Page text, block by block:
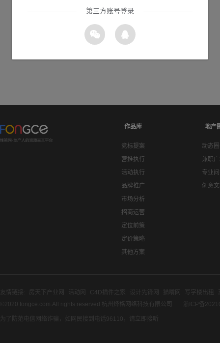
作品库
竞标提案
营推执行
活动执行
品牌推广
市场分析
招商运营
定位前策
定价策略
其他方案
地产
动态
兼职
专业
创意
友情链接: 房天下产业网 活动网 C4D插件之家 设计先锋网 猫啃网 写字楼出租
©2020 fongce.com.All rights reserved 杭州烽格网络科技有限公司
浙ICP备
为了防范电信网络诈骗，如网民接到电话96110，请立即接听
第三方账号登录